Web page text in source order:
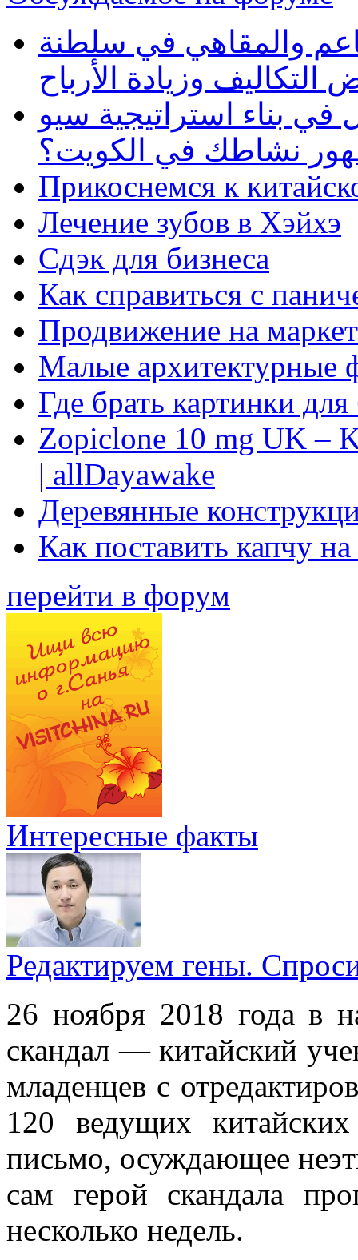
والمقاهي في سلطنة
وزيادة الأرباح
بناء استراتيجية سيو
نشاطك في الكويت؟
Прикоснемся к
Лечение зубов в Хэйхэ
Сдэк для бизнеса
Как справиться с
Продвижение на
Малые архитектурные
Где брать картинки
Zopiclone 10 mg UK –
| allDayawake
Деревянные
Как поставить капчу
перейти в форум
Интересные факты
Редактируем гены.
26 ноября 2018 года в
скандал — китайский
младенцев с
120 ведущих
письмо, осуждающее
сам герой скандала
несколько недель.